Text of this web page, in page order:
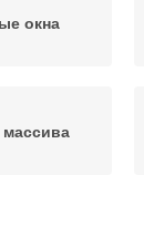
окна